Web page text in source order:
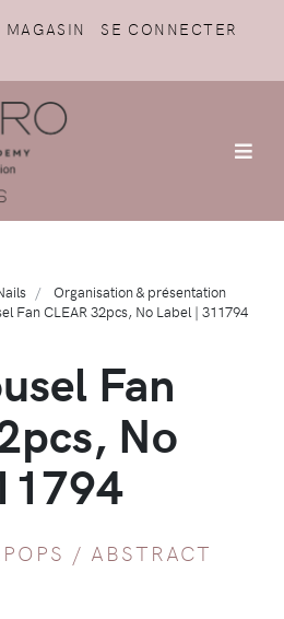
MAGASIN
SE CONNECTER
Organisation & présentation
Fan CLEAR 32pcs, No Label | 311794
Fan
No
/ ABSTRACT